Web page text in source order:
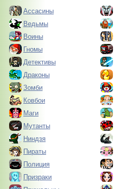
Ассасины
Ведьмы
Воины
Гномы
Детективы
Драконы
Зомби
Ковбои
Маги
Мутанты
Ниндзя
Пираты
Полиция
Призраки